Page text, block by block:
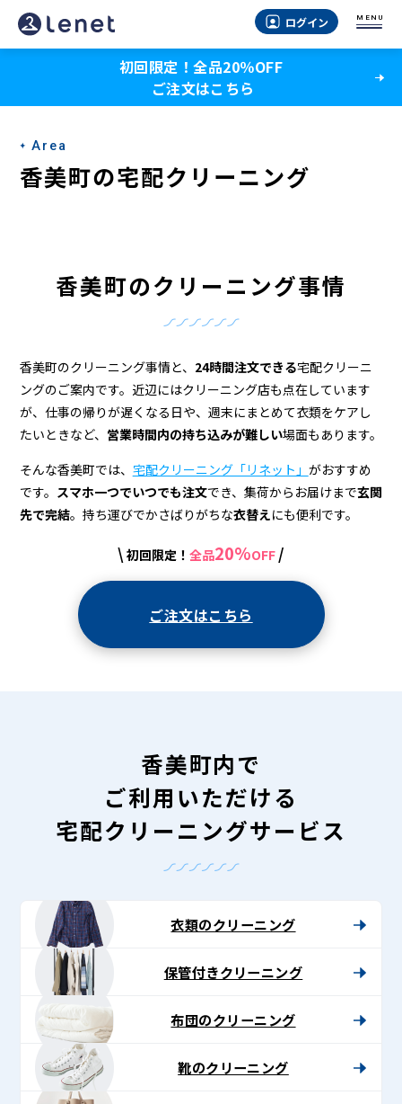
香
美
の
ク
リ
＆
宅
配
ク
リ
ー
ログイン MENU
初回限定！全品20％OFF
ご注文はこちら
Area
香美町の宅配クリーニング
香美町のクリーニング事情
香美町のクリーニング事情と、 24時間注文できる宅配クリーニ
ングのご案内です。近辺にはクリーニング店も点在しています
が、仕事の帰りが遅くなる日や、週末にまとめて衣類をケアし
たいときなど、 営業時間内の持ち込みが難しい場面もあります。
そんな香美町では、 宅配クリーニング「リネット」 がおすすめ
です。 スマホ一つでいつでも注文でき、集荷からお届けまで玄関
先で完結。持ち運びでかさばりがちな衣替えにも便利です。
\ 初回限定！ 全品20%OFF /
ご注文はこちら
香美町内で
ご利用いただける
宅配クリーニングサービス
衣類のクリーニング
保管付きクリーニング
布団のクリーニング
靴のクリーニング